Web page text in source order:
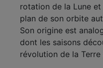
rotation de la Lune et
plan de son orbite
Son origine est
dont les saisons
révolution de la